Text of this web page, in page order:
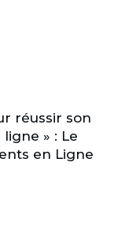
réussir son
» : Le
en Ligne